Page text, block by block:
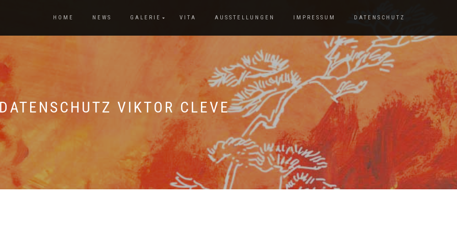
HOME NEWS GALERIE VITA AUSSTELLUNGEN IMPRESSUM DATENSCHUTZ
DATENSCHUTZ VIKTOR CLEVE